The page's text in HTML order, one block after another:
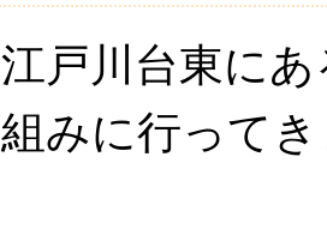
江戸川台東に
組みに行って